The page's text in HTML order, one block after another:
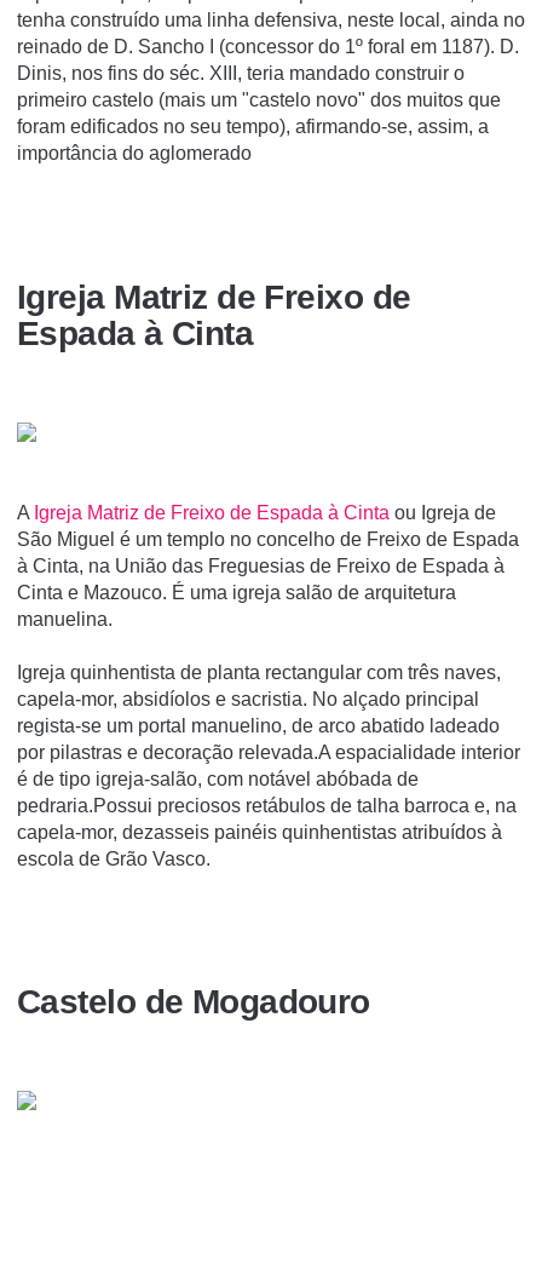
tenha construído uma linha defensiva, neste local, ainda no
reinado de D. Sancho I (concessor do 1º foral em 1187). D.
Dinis, nos fins do séc. XIII, teria mandado construir o
primeiro castelo (mais um "castelo novo" dos muitos que
foram edificados no seu tempo), afirmando-se, assim, a
importância do aglomerado
Igreja Matriz de Freixo de
Espada à Cinta
A Igreja Matriz de Freixo de Espada à Cinta ou Igreja de
São Miguel é um templo no concelho de Freixo de Espada
à Cinta, na União das Freguesias de Freixo de Espada à
Cinta e Mazouco. É uma igreja salão de arquitetura
manuelina.
Igreja quinhentista de planta rectangular com três naves,
capela-mor, absidíolos e sacristia. No alçado principal
regista-se um portal manuelino, de arco abatido ladeado
por pilastras e decoração relevada.A espacialidade interior
é de tipo igreja-salão, com notável abóbada de
pedraria.Possui preciosos retábulos de talha barroca e, na
capela-mor, dezasseis painéis quinhentistas atribuídos à
escola de Grão Vasco.
Castelo de Mogadouro